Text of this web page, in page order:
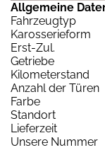
Allgemeine
Fahrzeugtyp
Karosserieform
Erst-Zul.
Getriebe
Kilometerstand
Anzahl der Türen
Farbe
Standort
Lieferzeit
Unsere Nummer